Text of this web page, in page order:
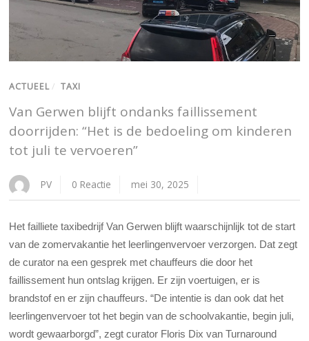
ACTUEEL / TAXI
Van Gerwen blijft ondanks faillissement
doorrijden: “Het is de bedoeling om kinderen
tot juli te vervoeren”
PV 0 Reactie mei 30, 2025
Het failliete taxibedrijf Van Gerwen blijft waarschijnlijk tot de start
van de zomervakantie het leerlingenvervoer verzorgen. Dat zegt
de curator na een gesprek met chauffeurs die door het
faillissement hun ontslag krijgen. Er zijn voertuigen, er is
brandstof en er zijn chauffeurs. “De intentie is dan ook dat het
leerlingenvervoer tot het begin van de schoolvakantie, begin juli,
wordt gewaarborgd”, zegt curator Floris Dix van Turnaround